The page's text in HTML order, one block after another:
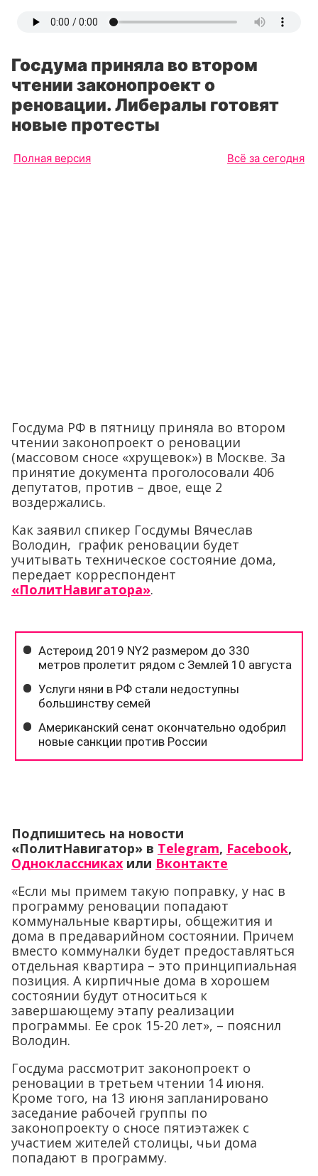
Госдума приняла во втором
чтении законопроект о
реновации. Либералы готовят
новые протесты
Полная версия Всё за сегодня
Госдума РФ в пятницу приняла во втором
чтении законопроект о реновации
(массовом сносе «хрущевок») в Москве. За
принятие документа проголосовали 406
депутатов, против – двое, еще 2
воздержались.
Как заявил спикер Госдумы Вячеслав
Володин, график реновации будет
учитывать техническое состояние дома,
передает корреспондент
«ПолитНавигатора».
Подпишитесь на новости
«ПолитНавигатор» в Telegram, Facebook,
Одноклассниках или Вконтакте
«Если мы примем такую поправку, у нас в
программу реновации попадают
коммунальные квартиры, общежития и
дома в предаварийном состоянии. Причем
вместо коммуналки будет предоставляться
отдельная квартира – это принципиальная
позиция. А кирпичные дома в хорошем
состоянии будут относиться к
завершающему этапу реализации
программы. Ее срок 15-20 лет», – пояснил
Володин.
Госдума рассмотрит законопроект о
реновации в третьем чтении 14 июня.
Кроме того, на 13 июня запланировано
заседание рабочей группы по
законопроекту о сносе пятиэтажек с
участием жителей столицы, чьи дома
попадают в программу.